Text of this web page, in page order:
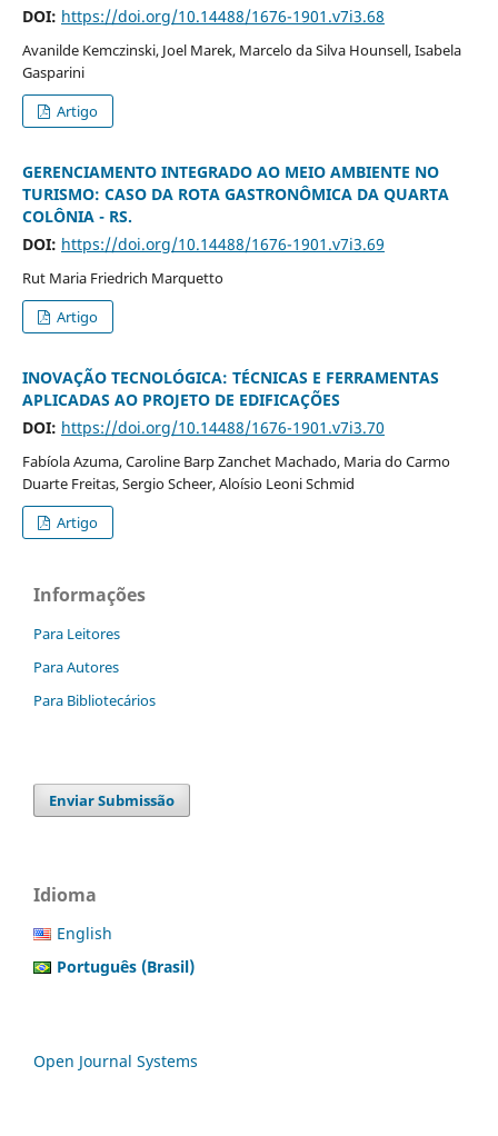
DOI: https://doi.org/10.14488/1676-1901.v7i3.68
Avanilde Kemczinski, Joel Marek, Marcelo da Silva Hounsell, Isabela
Gasparini
Artigo
GERENCIAMENTO INTEGRADO AO MEIO AMBIENTE NO
TURISMO: CASO DA ROTA GASTRONÔMICA DA QUARTA
COLÔNIA - RS.
DOI: https://doi.org/10.14488/1676-1901.v7i3.69
Rut Maria Friedrich Marquetto
Artigo
INOVAÇÃO TECNOLÓGICA: TÉCNICAS E FERRAMENTAS
APLICADAS AO PROJETO DE EDIFICAÇÕES
DOI: https://doi.org/10.14488/1676-1901.v7i3.70
Fabíola Azuma, Caroline Barp Zanchet Machado, Maria do Carmo
Duarte Freitas, Sergio Scheer, Aloísio Leoni Schmid
Artigo
Informações
Para Leitores
Para Autores
Para Bibliotecários
Enviar Submissão
Idioma
English
Português (Brasil)
Open Journal Systems